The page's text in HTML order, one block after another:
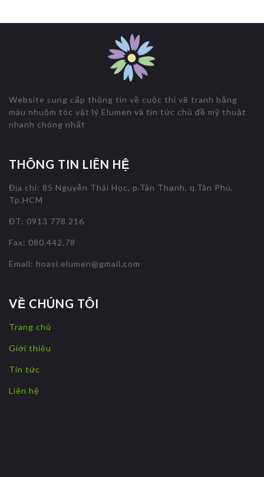
Website cung cấp thông tin về cuộc thi vẽ tranh bằng
màu nhuộm tóc vật lý Elumen và tin tức chủ đề mỹ thuật
nhanh chóng nhất
THÔNG TIN LIÊN HỆ
Địa chỉ: 85 Nguyễn Thái Học, p.Tân Thạnh, q.Tân Phú,
Tp.HCM
ĐT: 0913 778 216
Fax: 080.442.78
Email: hoasi.elumen@gmail.com
VỀ CHÚNG TÔI
Trang chủ
Giới thiệu
Tin tức
Liên hệ